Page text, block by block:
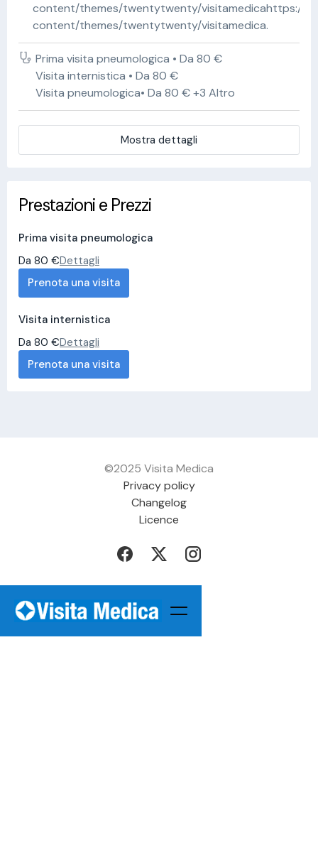
content/themes/twentytwenty/visitamedicahttps://
content/themes/twentytwenty/visitamedica.
Prima visita pneumologica • Da 80 €
Visita internistica • Da 80 €
Visita pneumologica• Da 80 € +3 Altro
Mostra dettagli
Prestazioni e Prezzi
Prima visita pneumologica
Da 80 €Dettagli
Prenota una visita
Visita internistica
Da 80 €Dettagli
Prenota una visita
©2025 Visita Medica
Privacy policy
Changelog
Licence